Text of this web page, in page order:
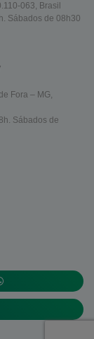
063, Brasil
Sábados de 08h30
Fora – MG,
Sábados de